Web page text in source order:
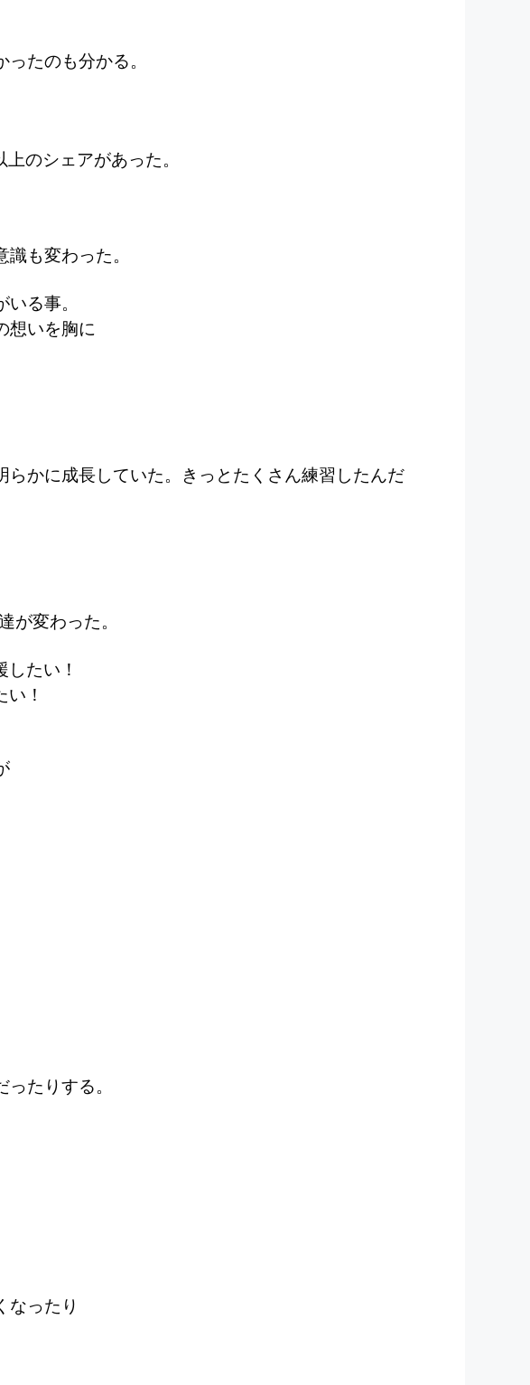
たのも分かる。
のシェアがあった。
も変わった。
る事。
想いを胸に
らかに成長していた。きっとたくさん練習したんだ
が変わった。
たい！
！
たりする。
なったり